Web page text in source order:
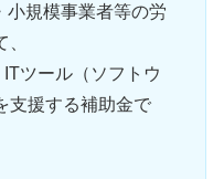
小規模事業者等の労
ツール（ソフトウ
支援する補助金で